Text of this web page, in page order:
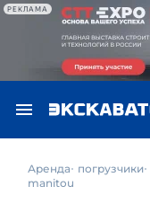
РЕКЛАМА
Аренда погрузчики
manitou